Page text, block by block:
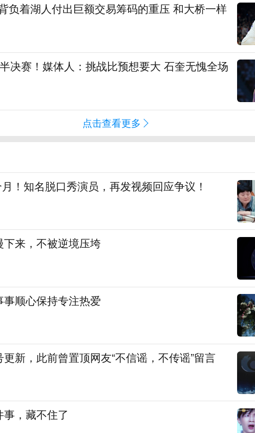
负着湖人付出巨额交易筹码的重压 和大桥一样
决赛！媒体人：挑战比预想要大 石奎无愧全场
点击查看更多
！知名脱口秀演员，再发视频回应争议！
来，不被逆境压垮
顺心保持专注热爱
新，此前曾置顶网友“不信谣，不传谣”留言
，藏不住了